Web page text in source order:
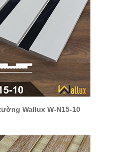
Wallux W-N15-10